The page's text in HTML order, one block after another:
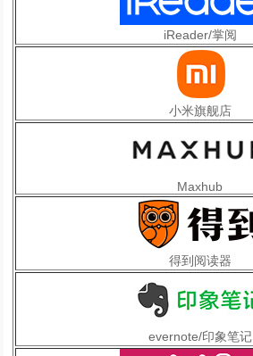
iReader/掌阅
小米旗舰店
Maxhub
得到阅读器
evernote/印象笔记